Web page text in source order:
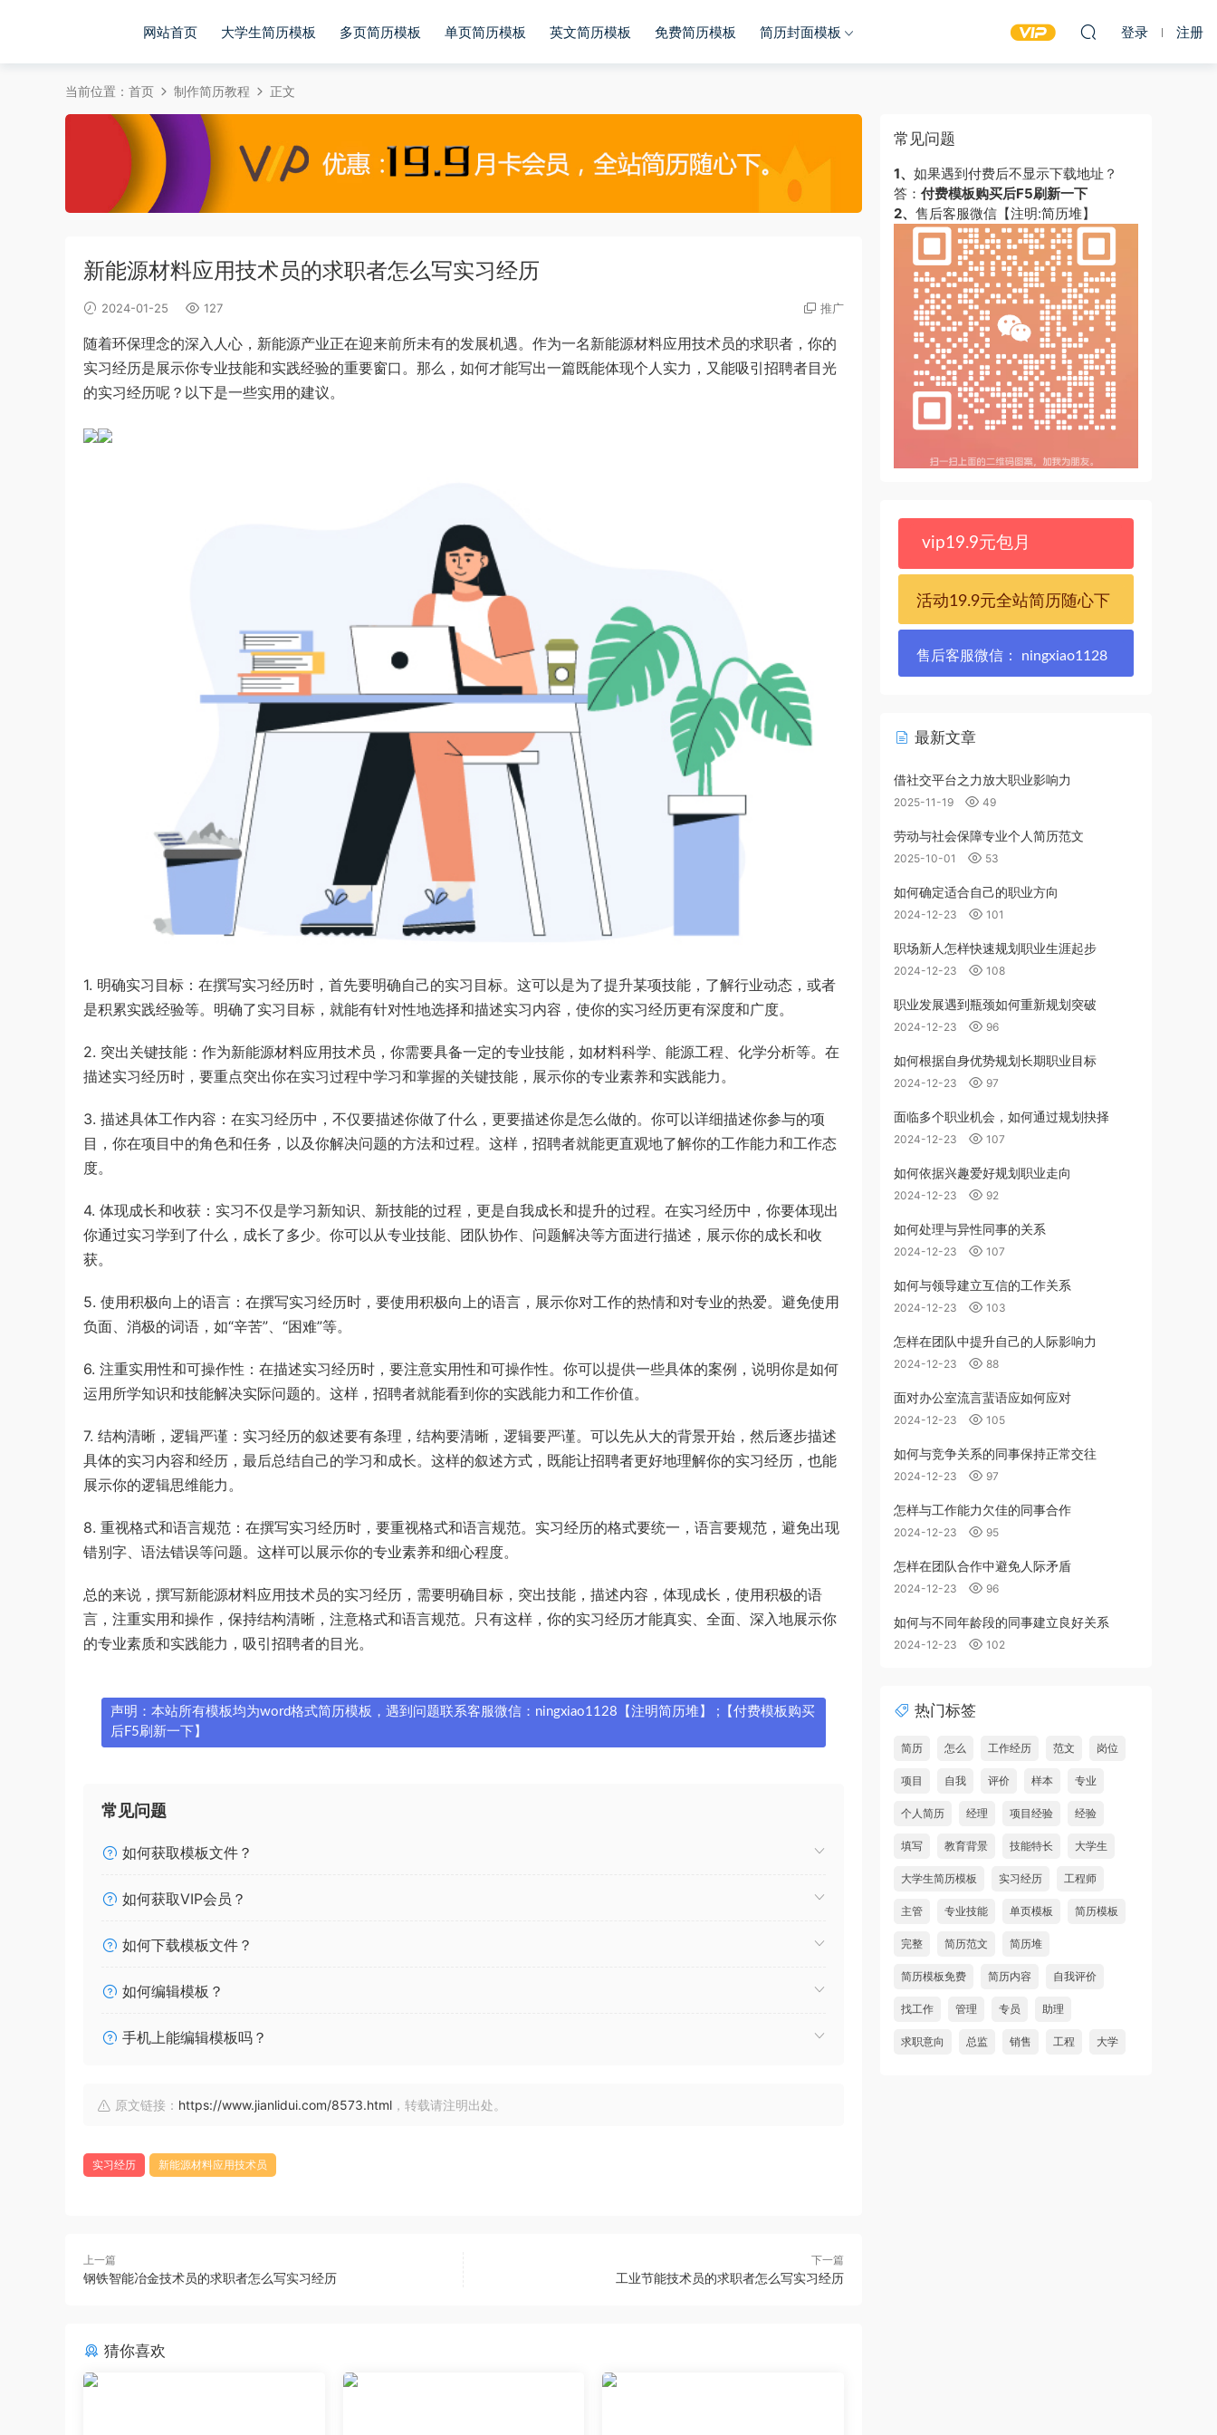
网站首页 大学生简历模板 多页简历模板 单页简历模板 英文简历模板 免费简历模板 简历封面模板 登录 注册
当前位置： 首页 制作简历教程 正文
新能源材料应用技术员的求职者怎么写实习经历
2024-01-25 127 推广
随着环保理念的深入人心，新能源产业正在迎来前所未有的发展机遇。作为一名新能源材料应用技术员的求职者，你的
实习经历是展示你专业技能和实践经验的重要窗口。那么，如何才能写出一篇既能体现个人实力，又能吸引招聘者目光
的实习经历呢？以下是一些实用的建议。
1. 明确实习目标：在撰写实习经历时，首先要明确自己的实习目标。这可以是为了提升某项技能，了解行业动态，或者
是积累实践经验等。明确了实习目标，就能有针对性地选择和描述实习内容，使你的实习经历更有深度和广度。
2. 突出关键技能：作为新能源材料应用技术员，你需要具备一定的专业技能，如材料科学、能源工程、化学分析等。在
描述实习经历时，要重点突出你在实习过程中学习和掌握的关键技能，展示你的专业素养和实践能力。
3. 描述具体工作内容：在实习经历中，不仅要描述你做了什么，更要描述你是怎么做的。你可以详细描述你参与的项
目，你在项目中的角色和任务，以及你解决问题的方法和过程。这样，招聘者就能更直观地了解你的工作能力和工作态
度。
4. 体现成长和收获：实习不仅是学习新知识、新技能的过程，更是自我成长和提升的过程。在实习经历中，你要体现出
你通过实习学到了什么，成长了多少。你可以从专业技能、团队协作、问题解决等方面进行描述，展示你的成长和收
获。
5. 使用积极向上的语言：在撰写实习经历时，要使用积极向上的语言，展示你对工作的热情和对专业的热爱。避免使用
负面、消极的词语，如“辛苦”、“困难”等。
6. 注重实用性和可操作性：在描述实习经历时，要注意实用性和可操作性。你可以提供一些具体的案例，说明你是如何
运用所学知识和技能解决实际问题的。这样，招聘者就能看到你的实践能力和工作价值。
7. 结构清晰，逻辑严谨：实习经历的叙述要有条理，结构要清晰，逻辑要严谨。可以先从大的背景开始，然后逐步描述
具体的实习内容和经历，最后总结自己的学习和成长。这样的叙述方式，既能让招聘者更好地理解你的实习经历，也能
展示你的逻辑思维能力。
8. 重视格式和语言规范：在撰写实习经历时，要重视格式和语言规范。实习经历的格式要统一，语言要规范，避免出现
错别字、语法错误等问题。这样可以展示你的专业素养和细心程度。
总的来说，撰写新能源材料应用技术员的实习经历，需要明确目标，突出技能，描述内容，体现成长，使用积极的语
言，注重实用和操作，保持结构清晰，注意格式和语言规范。只有这样，你的实习经历才能真实、全面、深入地展示你
的专业素质和实践能力，吸引招聘者的目光。
声明：本站所有模板均为word格式简历模板，遇到问题联系客服微信：ningxiao1128【注明简历堆】 ;【付费模板购买
后F5刷新一下】
常见问题
如何获取模板文件？
如何获取VIP会员？
如何下载模板文件？
如何编辑模板？
手机上能编辑模板吗？
原文链接： https://www.jianlidui.com/8573.html ，转载请注明出处。
实习经历 新能源材料应用技术员
上一篇
钢铁智能冶金技术员的求职者怎么写实习经历
下一篇
工业节能技术员的求职者怎么写实习经历
猜你喜欢
常见问题
1、 如果遇到付费后不显示下载地址？
答： 付费模板购买后F5刷新一下
2、 售后客服微信【注明:简历堆】
vip19.9元包月
活动19.9元全站简历随心下
售后客服微信： ningxiao1128
最新文章
借社交平台之力放大职业影响力
2025-11-19 49
劳动与社会保障专业个人简历范文
2025-10-01 53
如何确定适合自己的职业方向
2024-12-23 101
职场新人怎样快速规划职业生涯起步
2024-12-23 108
职业发展遇到瓶颈如何重新规划突破
2024-12-23 96
如何根据自身优势规划长期职业目标
2024-12-23 97
面临多个职业机会，如何通过规划抉择
2024-12-23 107
如何依据兴趣爱好规划职业走向
2024-12-23 92
如何处理与异性同事的关系
2024-12-23 107
如何与领导建立互信的工作关系
2024-12-23 103
怎样在团队中提升自己的人际影响力
2024-12-23 88
面对办公室流言蜚语应如何应对
2024-12-23 105
如何与竞争关系的同事保持正常交往
2024-12-23 97
怎样与工作能力欠佳的同事合作
2024-12-23 95
怎样在团队合作中避免人际矛盾
2024-12-23 96
如何与不同年龄段的同事建立良好关系
2024-12-23 102
热门标签
简历 怎么 工作经历 范文 岗位
项目 自我 评价 样本 专业
个人简历 经理 项目经验 经验
填写 教育背景 技能特长 大学生
大学生简历模板 实习经历 工程师
主管 专业技能 单页模板 简历模板
完整 简历范文 简历堆
简历模板免费 简历内容 自我评价
找工作 管理 专员 助理
求职意向 总监 销售 工程 大学